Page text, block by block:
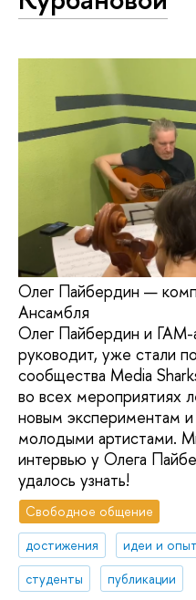
Олег Пайбердин —
Ансамбля
Олег Пайбердин и ГАМ-
руководит, уже стали
сообщества Media
во всех мероприятиях
новым экспериментам
молодыми артистами.
интервью у Олега
удалось узнать!
Свободное общение
достижения
идеи и опыт
студенты
публикации